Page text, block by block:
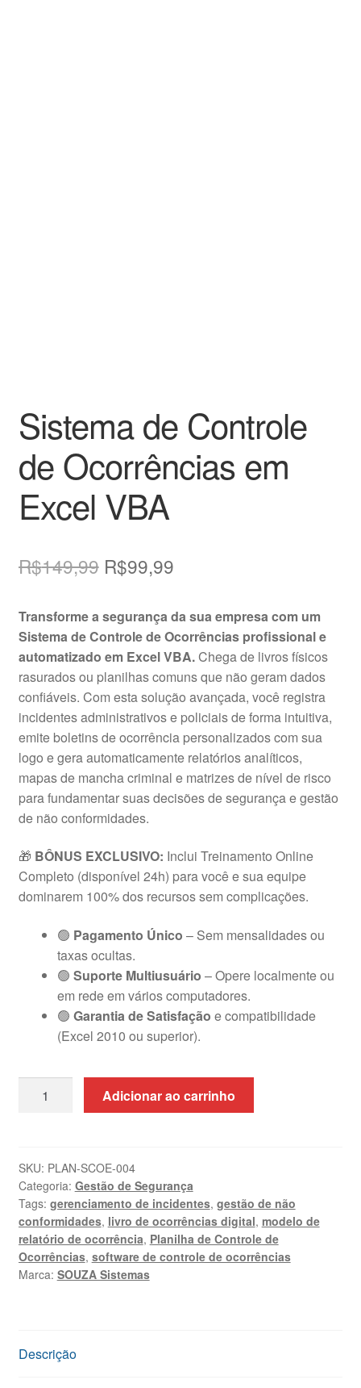
Sistema de Controle
de Ocorrências em
Excel VBA
R$149,99 O
original
era:
R$149,99.
R$99,99O
atual
é:
R$99,99.
Transforme a segurança da sua empresa com um
Sistema de Controle de Ocorrências profissional e
automatizado em Excel VBA.Chega de livros físicos
rasurados ou planilhas comuns que não geram dados
confiáveis. Com esta solução avançada, você registra
incidentes administrativos e policiais de forma intuitiva,
emite boletins de ocorrência personalizados com sua
logo e gera automaticamente relatórios analíticos,
mapas de mancha criminal e matrizes de nível de risco
para fundamentar suas decisões de segurança e gestão
de não conformidades.
🎁 BÔNUS EXCLUSIVO: Inclui Treinamento Online
Completo (disponível 24h) para você e sua equipe
dominarem 100% dos recursos sem complicações.
🟢 Pagamento Único – Sem mensalidades ou
taxas ocultas.
🟢 Suporte Multiusuário – Opere localmente ou
em rede em vários computadores.
🟢 Garantia de Satisfação e compatibilidade
(Excel 2010 ou superior).
Ocorrências
em
Excel
VBA
quantidade
Adicionar ao carrinho
SKU: PLAN-SCOE-004
Categoria: Gestão de Segurança
Tags: gerenciamento de incidentes, gestão de não
conformidades, livro de ocorrências digital, modelo de
relatório de ocorrência, Planilha de Controle de
Ocorrências, software de controle de ocorrências
Marca: SOUZA Sistemas
Descrição